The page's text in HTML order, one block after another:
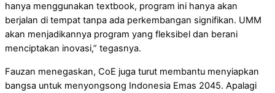
hanya menggunakan textbook, program ini hanya akan
berjalan di tempat tanpa ada perkembangan signifikan. UMM
akan menjadikannya program yang fleksibel dan berani
menciptakan inovasi,” tegasnya.
Fauzan menegaskan, CoE juga turut membantu menyiapkan
bangsa untuk menyongsong Indonesia Emas 2045. Apalagi